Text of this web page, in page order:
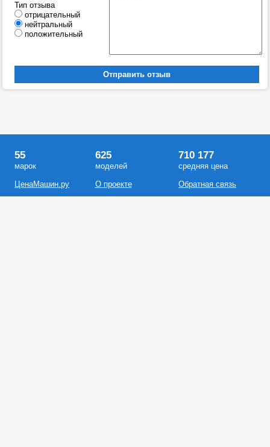
Тип отзыва
отрицательный
нейтральный
положительный
55
марок
ЦенаМашин.ру
625
моделей
О проекте
710 177
средняя цена
Обратная связь